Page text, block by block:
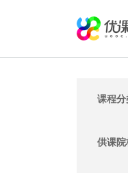
课程分
供课院